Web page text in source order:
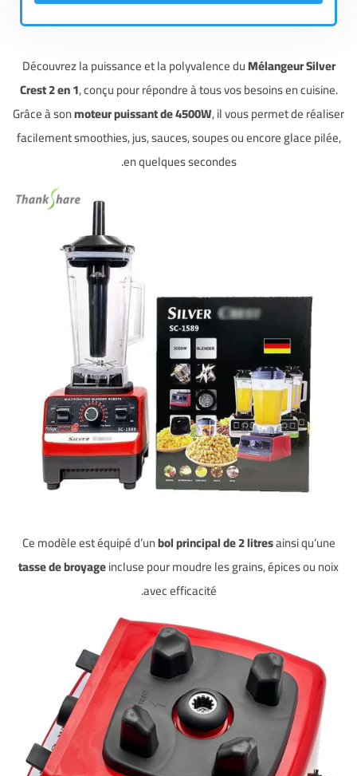
Découvrez la puissance et la polyvalence duMélangeur Silver
Crest 2 en 1, conçu pour répondre à tous vos besoins en cuisine.
Grâce à sonmoteur puissant de 4500W, il vous permet de réaliser
facilement smoothies, jus, sauces, soupes ou encore glace pilée,
en quelques secondes.
Ce modèle est équipé d’unbol principal de 2 litresainsi qu’une
tasse de broyageincluse pour moudre les grains, épices ou noix
avec efficacité.